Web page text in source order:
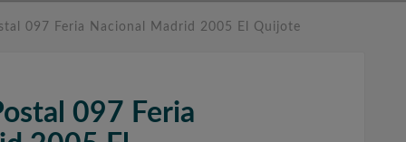
097 Feria Nacional Madrid 2005 El Quijote
097 Feria